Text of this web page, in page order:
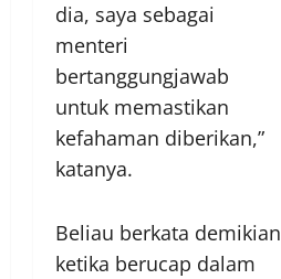
dia, saya sebagai
menteri
bertanggungjawab
untuk memastikan
kefahaman diberikan,”
katanya.
Beliau berkata demikian
ketika berucap dalam